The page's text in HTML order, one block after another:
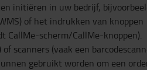
initiëren in uw bedrijf,
of het indrukken van knoppen
CallMe-scherm/CallMe-knoppen).
scanners (vaak een
gebruikt worden om een